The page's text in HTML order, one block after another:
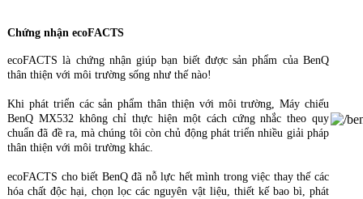
Chứng nhận ecoFACTS
ecoFACTS là chứng nhận giúp bạn biết được sản phẩm của BenQ
thân thiện với môi trường sống như thế nào!
Khi phát triển các sản phẩm thân thiện với môi trường, Máy chiếu
BenQ MX532 không chỉ thực hiện một cách cứng nhắc theo quy
chuẩn đã đề ra, mà chúng tôi còn chủ động phát triển nhiều giải pháp
thân thiện với môi trường khác.
ecoFACTS cho biết BenQ đã nỗ lực hết mình trong việc thay thế các
hóa chất độc hại, chọn lọc các nguyên vật liệu, thiết kế bao bì, phát